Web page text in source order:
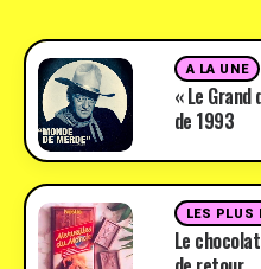
A LA UNE
« Le
de 1993
LES PLUS
Le